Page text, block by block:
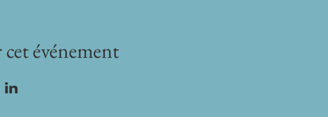
cet événement